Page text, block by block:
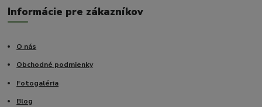
Informácie pre zákazníkov
O nás
Obchodné podmienky
Fotogaléria
Blog